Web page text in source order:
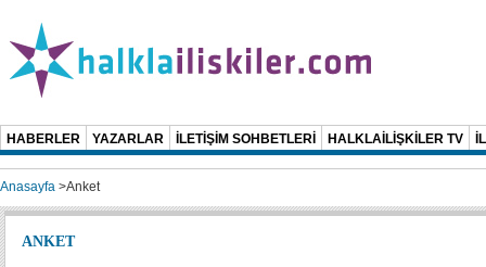
HABERLER YAZARLAR İLETİŞİM SOHBETLERİ HALKLAİLİŞKİLER TV
Anasayfa >Anket
ANKET